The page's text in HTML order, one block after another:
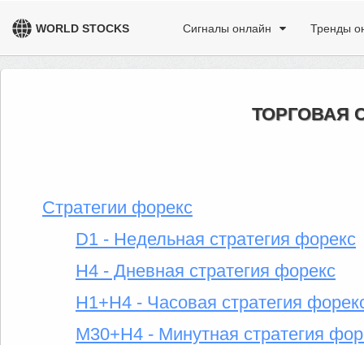
WORLD STOCKS Сигналы онлайн Тренды
ТОРГОВАЯ
Стратегии форекс
D1 - Недельная стратегия форекс
H4 - Дневная стратегия форекс
H1+H4 - Часовая стратегия
M30+H4 - Минутная стратегия